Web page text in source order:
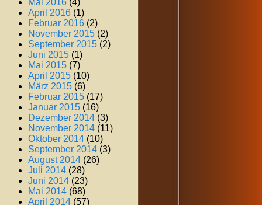
April 2016 (1)
Februar 2016 (2)
November 2015 (2)
September 2015 (2)
Juni 2015 (1)
Mai 2015 (7)
April 2015 (10)
März 2015 (6)
Februar 2015 (17)
Januar 2015 (16)
Dezember 2014 (3)
November 2014 (11)
Oktober 2014 (10)
September 2014 (3)
August 2014 (26)
Juli 2014 (28)
Juni 2014 (23)
Mai 2014 (68)
April 2014 (57)